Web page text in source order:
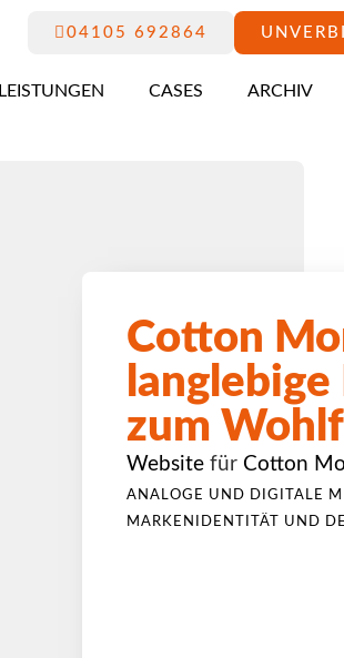
04105 692864
LEISTUNGEN CASES ARCHIV
Cotton
zum
Website für Cotton
ANALOGE UND DIGITALE
MARKENIDENTITÄT UND